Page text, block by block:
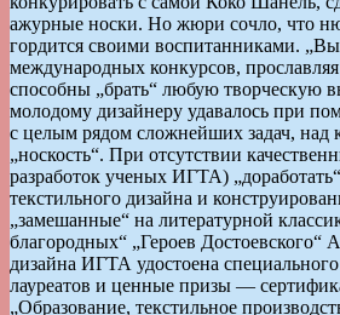
ажурные носки. Но жюри сочло, что
гордится своими воспитанниками.
международных конкурсов,
способны „брать“ любую творческую
молодому дизайнеру удавалось при
с целым рядом сложнейших задач,
„носкость“. При отсутствии
разработок ученых ИГТА)
текстильного дизайна и
„замешанные“ на литературной
благородных“ „Героев
дизайна ИГТА удостоена
лауреатов и ценные призы —
„Образование, текстильное